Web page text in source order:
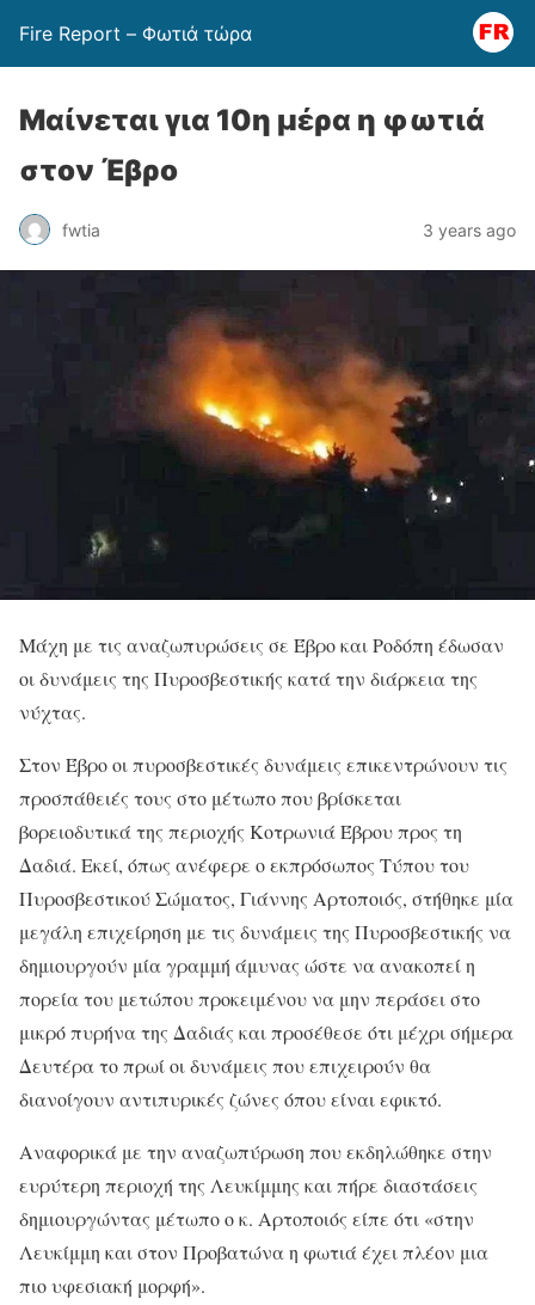
Fire Report – Φωτιά τώρα
Μαίνεται για 10η μέρα η φωτιά
στον Έβρο
fwtia 3 years ago
Μάχη με τις αναζωπυρώσεις σε Έβρο και Ροδόπη έδωσαν
οι δυνάμεις της Πυροσβεστικής κατά την διάρκεια της
νύχτας.
Στον Έβρο οι πυροσβεστικές δυνάμεις επικεντρώνουν τις
προσπάθειές τους στο μέτωπο που βρίσκεται
βορειοδυτικά της περιοχής Κοτρωνιά Έβρου προς τη
Δαδιά. Εκεί, όπως ανέφερε ο εκπρόσωπος Τύπου του
Πυροσβεστικού Σώματος, Γιάννης Αρτοποιός, στήθηκε μία
μεγάλη επιχείρηση με τις δυνάμεις της Πυροσβεστικής να
δημιουργούν μία γραμμή άμυνας ώστε να ανακοπεί η
πορεία του μετώπου προκειμένου να μην περάσει στο
μικρό πυρήνα της Δαδιάς και προσέθεσε ότι μέχρι σήμερα
Δευτέρα το πρωί οι δυνάμεις που επιχειρούν θα
διανοίγουν αντιπυρικές ζώνες όπου είναι εφικτό.
Αναφορικά με την αναζωπύρωση που εκδηλώθηκε στην
ευρύτερη περιοχή της Λευκίμμης και πήρε διαστάσεις
δημιουργώντας μέτωπο ο κ. Αρτοποιός είπε ότι «στην
Λευκίμμη και στον Προβατώνα η φωτιά έχει πλέον μια
πιο υφεσιακή μορφή».